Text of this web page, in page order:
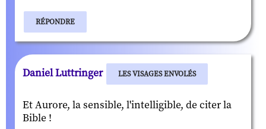
RÉPONDRE
Daniel Luttringer LES VISAGES ENVOLÉS
Et Aurore, la sensible, l'intelligible, de citer la
Bible !